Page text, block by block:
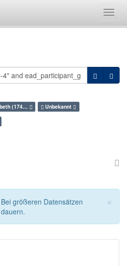
(174…
Unbekannt
×
Bei größeren Datensätzen